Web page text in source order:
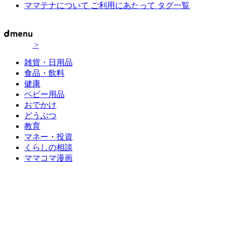
ママテナについて ご利用にあたって タグ一覧
>
雑貨・日用品
食品・飲料
健康
ベビー用品
おでかけ
どうぶつ
教育
マネー・投資
くらしの相談
ママコマ漫画